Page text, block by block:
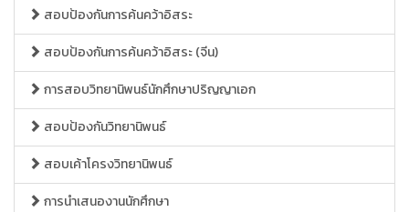
สอบป้องกันการค้นคว้าอิสระ
สอบป้องกันการค้นคว้าอิสระ (จีน)
การสอบวิทยานิพนธ์นักศึกษาปริญญาเอก
สอบป้องกันวิทยานิพนธ์
สอบเค้าโครงวิทยานิพนธ์
การนำเสนองานนักศึกษา